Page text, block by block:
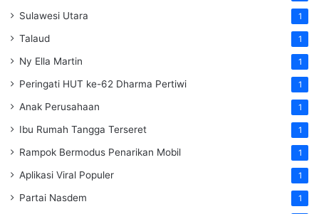
Sulawesi Utara 1
Talaud 1
Ny Ella Martin 1
Peringati HUT ke-62 Dharma Pertiwi 1
Anak Perusahaan 1
Ibu Rumah Tangga Terseret 1
Rampok Bermodus Penarikan Mobil 1
Aplikasi Viral Populer 1
Partai Nasdem 1